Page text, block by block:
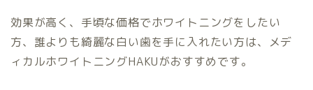
効果が高く、手頃な価格でホワイトニングをしたい
方、誰よりも綺麗な白い歯を手に入れたい方は、メデ
ィカルホワイトニングHAKUがおすすめです。